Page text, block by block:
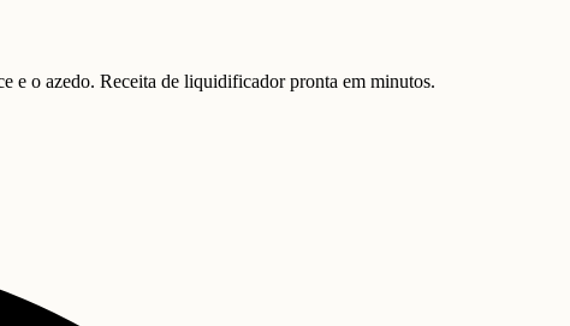
e o azedo. Receita de liquidificador pronta em minutos.